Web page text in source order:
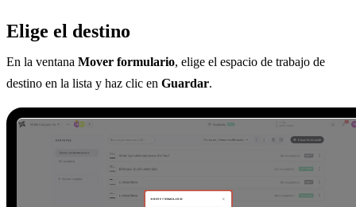
Elige el destino
En la ventana Mover formulario, elige el espacio de trabajo de
destino en la lista y haz clic en Guardar.